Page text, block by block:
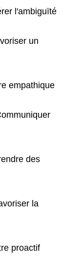
l'ambiguïté
un
empathique
des
la
proactif